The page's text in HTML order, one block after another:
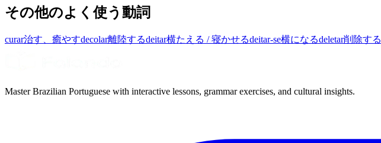
その他のよく使う動詞
curar治す、癒やすdecolar離陸するdeitar横たえる / 寝かせるdeitar-se横になるdeletar削除する
Master Brazilian Portuguese with interactive lessons, grammar exercises, and cultural insights.